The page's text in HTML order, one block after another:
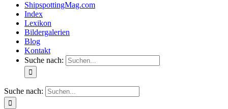
ShipspottingMag.com
Index
Lexikon
Bildergalerien
Blog
Kontakt
Suche nach:
Suche nach: